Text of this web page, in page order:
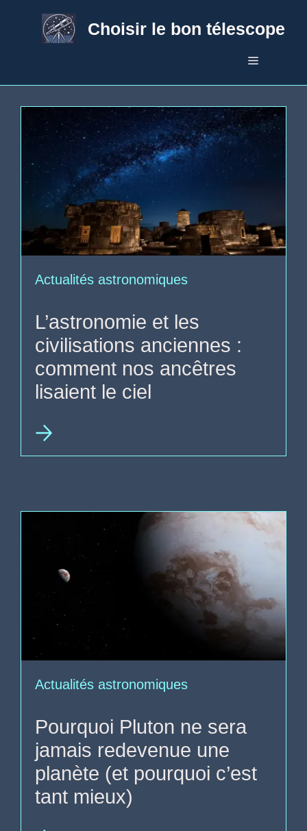
Choisir le bon télescope
Menu
Actualités astronomiques
L’astronomie et les
civilisations anciennes :
comment nos ancêtres
lisaient le ciel
Actualités astronomiques
Pourquoi Pluton ne sera
jamais redevenue une
planète (et pourquoi c’est
tant mieux)